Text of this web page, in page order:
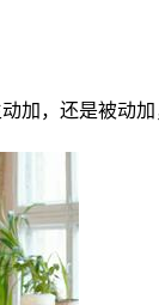
加，还是被动